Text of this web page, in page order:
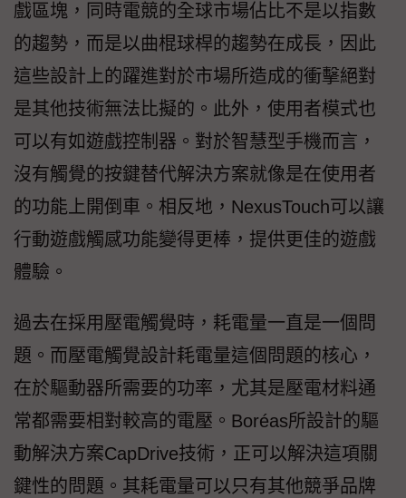
戲區塊，同時電競的全球市場佔比不是以指數
的趨勢，而是以曲棍球桿的趨勢在成長，因此
這些設計上的躍進對於市場所造成的衝擊絕對
是其他技術無法比擬的。此外，使用者模式也
可以有如遊戲控制器。對於智慧型手機而言，
沒有觸覺的按鍵替代解決方案就像是在使用者
的功能上開倒車。相反地，NexusTouch可以讓
行動遊戲觸感功能變得更棒，提供更佳的遊戲
體驗。
過去在採用壓電觸覺時，耗電量一直是一個問
題。而壓電觸覺設計耗電量這個問題的核心，
在於驅動器所需要的功率，尤其是壓電材料通
常都需要相對較高的電壓。Boréas所設計的驅
動解決方案CapDrive技術，正可以解決這項關
鍵性的問題。其耗電量可以只有其他競爭品牌